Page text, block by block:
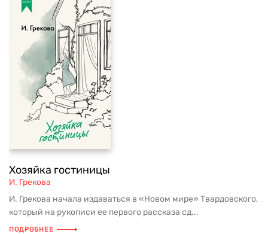
Хозяйка гостиницы
И. Грекова
И. Грекова начала издаваться в «Новом мире» Твардовского,
который на рукописи ее первого рассказа сд...
ПОДРОБНЕЕ